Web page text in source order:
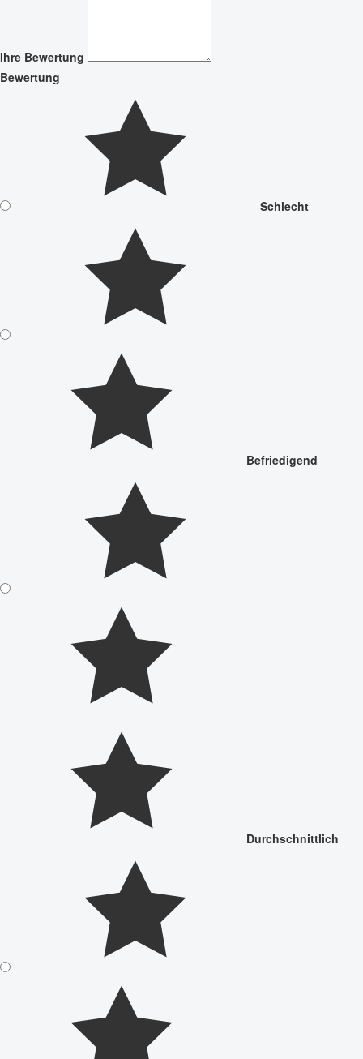
Ihre Bewertung
Bewertung
Schlecht
Befriedigend
Durchschnittlich